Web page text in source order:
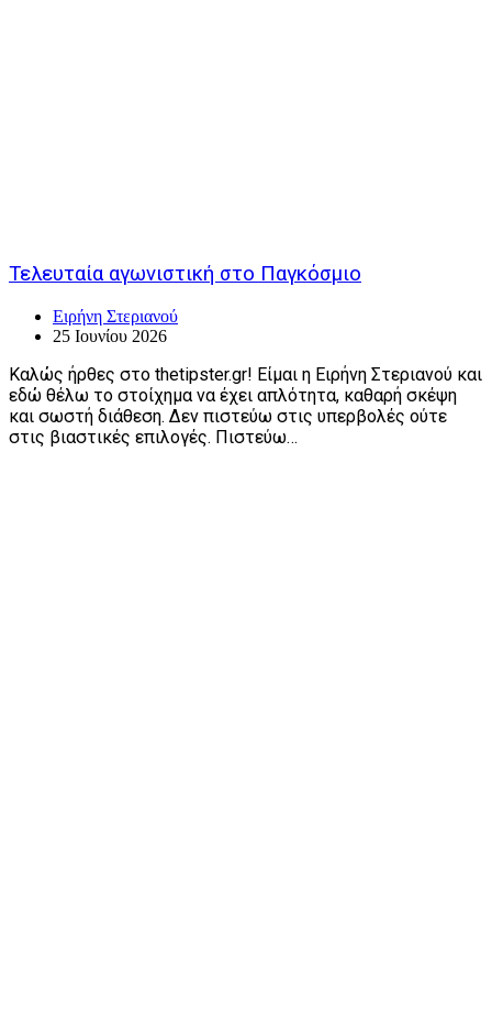
Τελευταία αγωνιστική στο Παγκόσμιο
Ειρήνη Στεριανού
25 Ιουνίου 2026
Καλώς ήρθες στο thetipster.gr! Είμαι η Ειρήνη Στεριανού και
εδώ θέλω το στοίχημα να έχει απλότητα, καθαρή σκέψη
και σωστή διάθεση. Δεν πιστεύω στις υπερβολές ούτε
στις βιαστικές επιλογές. Πιστεύω…